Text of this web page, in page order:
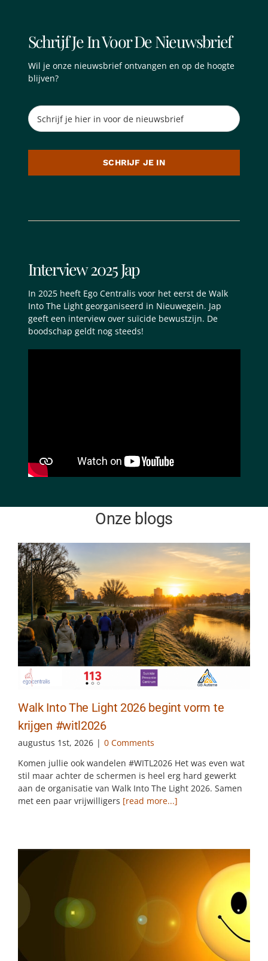
Schrijf Je In Voor De Nieuwsbrief
Wil je onze nieuwsbrief ontvangen en op de hoogte
blijven?
SCHRIJF JE IN
Interview 2025 Jap
In 2025 heeft Ego Centralis voor het eerst de Walk
Into The Light georganiseerd in Nieuwegein. Jap
geeft een interview over suïcide bewustzijn. De
boodschap geldt nog steeds!
Onze blogs
Walk Into The Light 2026 begint vorm te
krijgen #witl2026
augustus 1st, 2026 | 0 Comments
Komen jullie ook wandelen #WITL2026 Het was even wat
stil maar achter de schermen is heel erg hard gewerkt
aan de organisatie van Walk Into The Light 2026. Samen
met een paar vrijwilligers [read more...]